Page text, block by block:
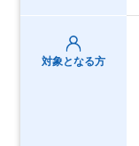
対象となる方